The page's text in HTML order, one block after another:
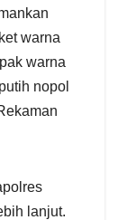
warna
warna
nopol
lanjut.